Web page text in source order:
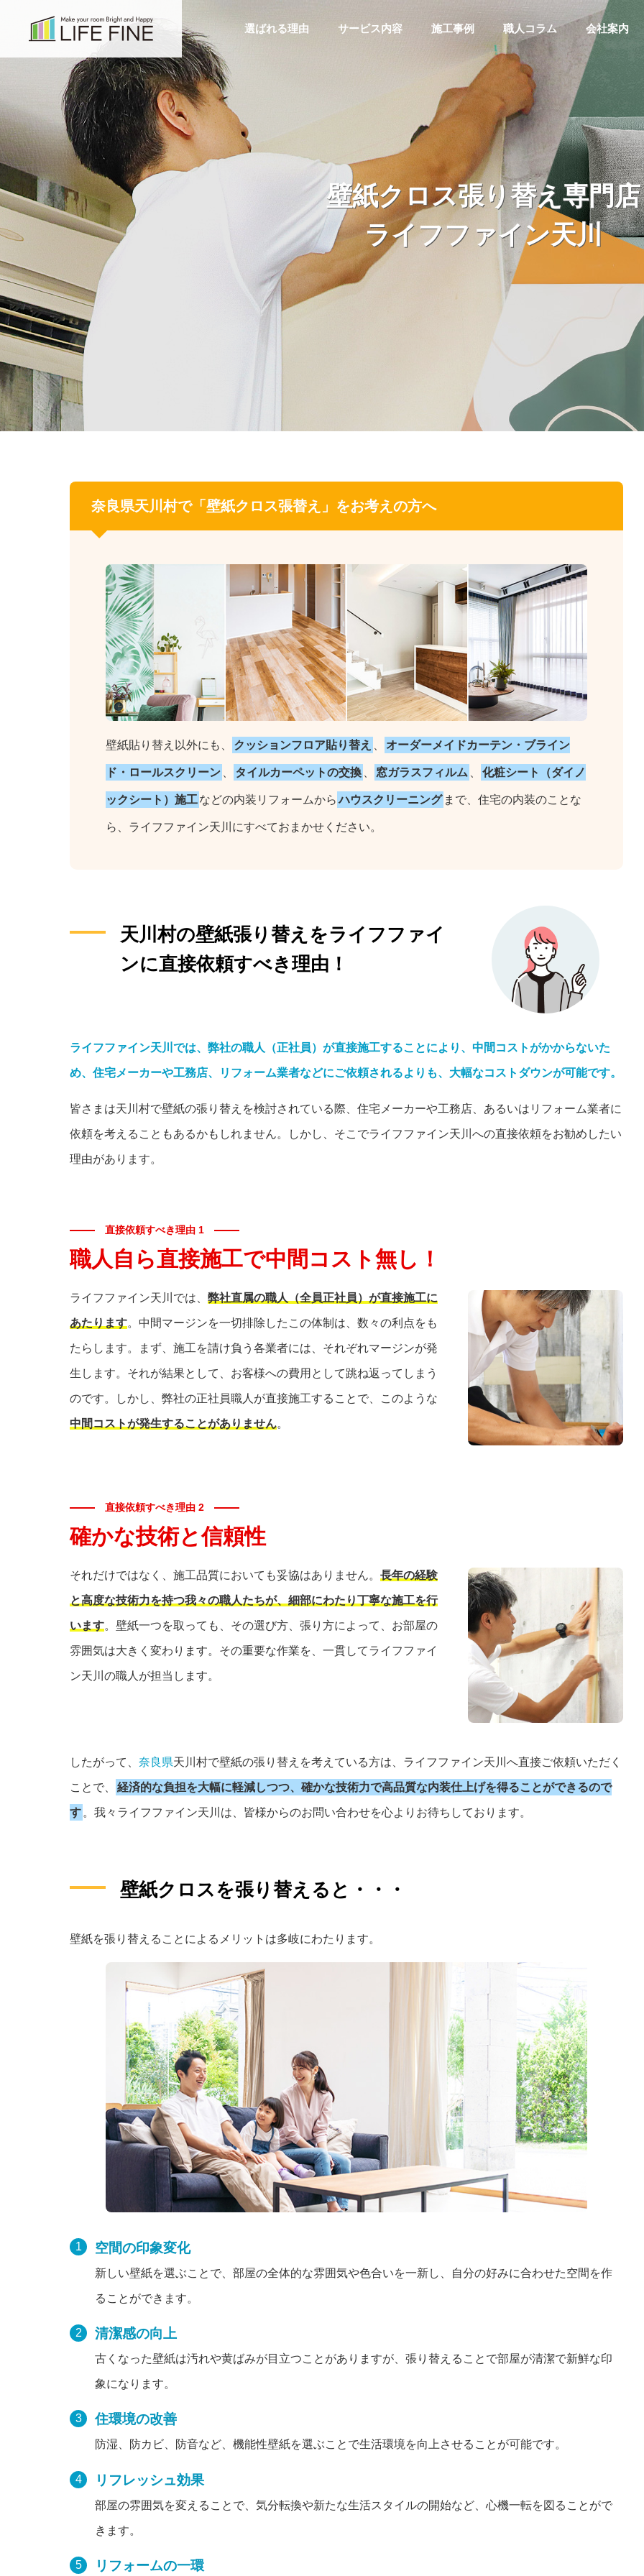
選ばれる理由 サービス内容 施工事例 職人コラム 会社案内
壁紙クロス張り替え専門店
ライフファイン天川
奈良県天川村で「壁紙クロス張替え」をお考えの方へ
壁紙貼り替え以外にも、 クッションフロア貼り替え オーダーメイドカーテン・ブライン
ド・ロールスクリーン タイルカーペットの交換 窓ガラスフィルム 化粧シート（ダイノ
ックシート）施工などの内装リフォームから ハウスクリーニング まで、住宅の内装のことな
ら、ライフファイン天川にすべておまかせください。
天川村の壁紙張り替えをライフファイ
ンに直接依頼すべき理由！
ライフファイン天川では、弊社の職人（正社員）が直接施工することにより、中間コストがかからないた
め、住宅メーカーや工務店、リフォーム業者などにご依頼されるよりも、大幅なコストダウンが可能です。
皆さまは天川村で壁紙の張り替えを検討されている際、住宅メーカーや工務店、あるいはリフォーム業者に
依頼を考えることもあるかもしれません。しかし、そこでライフファイン天川への直接依頼をお勧めしたい
理由があります。
直接依頼すべき理由 1
職人自ら直接施工で中間コスト無し！
ライフファイン天川では、 弊社直属の職人（全員正社員）が直接施工に
あたります。中間マージンを一切排除したこの体制は、数々の利点をも
たらします。まず、施工を請け負う各業者には、それぞれマージンが発
生します。それが結果として、お客様への費用として跳ね返ってしまう
のです。しかし、弊社の正社員職人が直接施工することで、このような
中間コストが発生することがありません。
直接依頼すべき理由 2
確かな技術と信頼性
それだけではなく、施工品質においても妥協はありません。 長年の経験
と高度な技術力を持つ我々の職人たちが、細部にわたり丁寧な施工を行
います。壁紙一つを取っても、その選び方、張り方によって、お部屋の
雰囲気は大きく変わります。その重要な作業を、一貫してライフファイ
ン天川の職人が担当します。
したがって、 奈良県天川村で壁紙の張り替えを考えている方は、ライフファイン天川へ直接ご依頼いただく
ことで、 経済的な負担を大幅に軽減しつつ、確かな技術力で高品質な内装仕上げを得ることができるので
す 。我々ライフファイン天川は、皆様からのお問い合わせを心よりお待ちしております。
壁紙クロスを張り替えると・・・
壁紙を張り替えることによるメリットは多岐にわたります。
空間の印象変化
新しい壁紙を選ぶことで、部屋の全体的な雰囲気や色合いを一新し、自分の好みに合わせた空間を作
ることができます。
清潔感の向上
古くなった壁紙は汚れや黄ばみが目立つことがありますが、張り替えることで部屋が清潔で新鮮な印
象になります。
住環境の改善
防湿、防カビ、防音など、機能性壁紙を選ぶことで生活環境を向上させることが可能です。
リフレッシュ効果
部屋の雰囲気を変えることで、気分転換や新たな生活スタイルの開始など、心機一転を図ることがで
きます。
リフォームの一環